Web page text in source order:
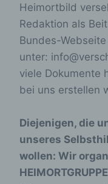
Heimortbild
Redaktion als
Bundes-
unter:
viele Dokumente
bei uns erstellen
Diejenigen, die
unseres
wollen: Wir